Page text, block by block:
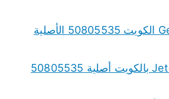
قطع غيار جيلي Geely الكويت 50805535 الأصلية
قطع غيار جيتور Jetour بالكويت أصلية 50805535